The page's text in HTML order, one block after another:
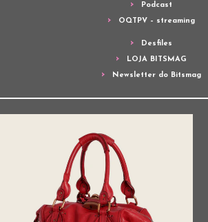
Podcast
OQTPV – streaming
Desfiles
LOJA BITSMAG
Newsletter do Bitsmag